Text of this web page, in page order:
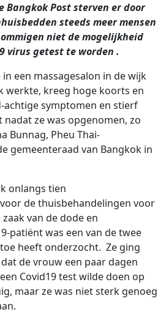
Bangkok Post sterven er door
steeds meer mensen
niet de mogelijkheid
virus getest te worden .
een massagesalon in de wijk
werkte, kreeg hoge koorts en
achtige symptomen en stierf
ze was opgenomen, zo
Bunnag, Pheu Thai-
gemeenteraad van Bangkok in
onlangs tien
de thuisbehandelingen voor
van de dode en
patiënt was een van de twee
heeft onderzocht. Ze ging
de vrouw een paar dagen
Covid19 test wilde doen op
maar ze was niet sterk genoeg